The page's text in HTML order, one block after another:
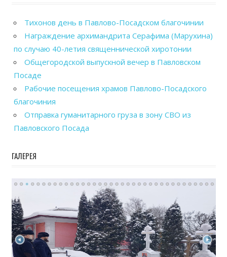
Тихонов день в Павлово-Посадском благочинии
Награждение архимандрита Серафима (Марухина)
по случаю 40-летия священнической хиротонии
Общегородской выпускной вечер в Павловском
Посаде
Рабочие посещения храмов Павлово-Посадского
благочиния
Отправка гуманитарного груза в зону СВО из
Павловского Посада
ГАЛЕРЕЯ